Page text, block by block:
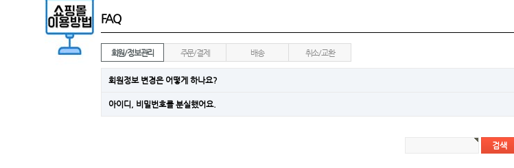
FAQ
회원/정보관리 주문/결제 배송 취소/교환
회원정보 변경은 어떻게 하나요?
아이디, 비밀번호를 분실했어요.